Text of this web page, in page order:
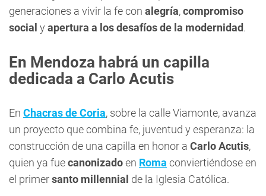
generaciones a vivir la fe con alegría,compromiso
social y apertura a los desafíos de la modernidad.
En Mendoza habrá un capilla
dedicada a Carlo Acutis
En Chacras de Coria, sobre la calle Viamonte, avanza
un proyecto que combina fe, juventud y esperanza: la
construcción de una capilla en honor a Carlo Acutis,
quien ya fuecanonizadoen Roma conviertiéndose en
el primersanto millennial de la Iglesia Católica.